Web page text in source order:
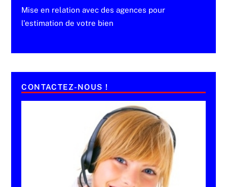
Mise en relation avec des agences pour
l'estimation de votre bien
CONTACTEZ-NOUS !